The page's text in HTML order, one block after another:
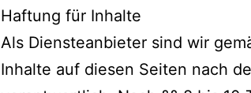
Haftung für Inhalte
Als Diensteanbieter sind wir
Inhalte auf diesen Seiten nach